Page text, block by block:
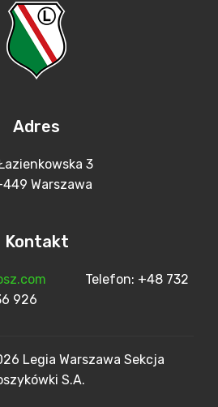
Adres
3
Warszawa
Kontakt
Telefon: +48 732
926
Legia Warszawa Sekcja
S.A.